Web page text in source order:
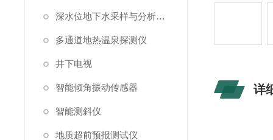
深水位地下水采样与分析系统
多通道地热温泉探测仪
井下电视
智能倾角振动传感器
智能测斜仪
地质超前预报测试仪
详